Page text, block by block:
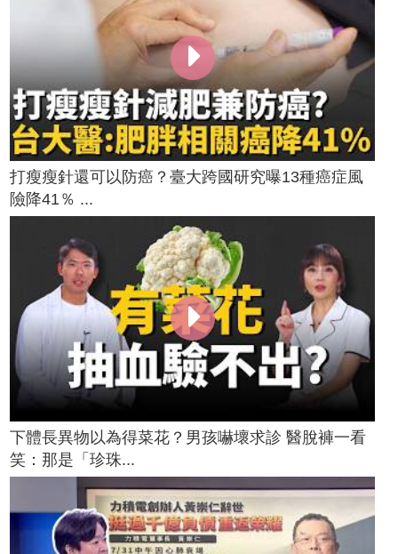
打瘦瘦針還可以防癌？臺大跨國研究曝13種癌症風
險降41％ ...
下體長異物以為得菜花？男孩嚇壞求診 醫脫褲一看
笑：那是「珍珠...